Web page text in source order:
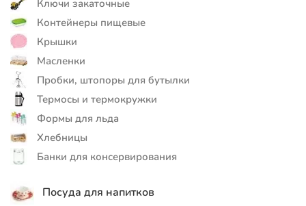
Ключи закаточные
Контейнеры пищевые
Крышки
Масленки
Пробки, штопоры для бутылки
Термосы и термокружки
Формы для льда
Хлебницы
Банки для консервирования
Посуда для напитков